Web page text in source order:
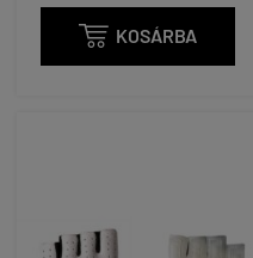
 KOSÁRBA